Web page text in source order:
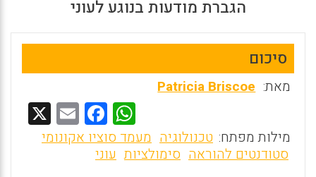
הגברת מודעות בנוגע לעוני
סיכום
מאת: Patricia Briscoe
W
h
at
F
a
E
m מילות מפתח: טכנולוגיה מעמד סוציו אקונומי
סטודנטים להוראה סימולציות עוני